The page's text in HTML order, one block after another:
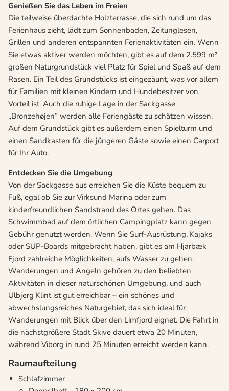
Genießen Sie das Leben im Freien
Die teilweise überdachte Holzterrasse, die sich rund um das
Ferienhaus zieht, lädt zum Sonnenbaden, Zeitunglesen,
Grillen und anderen entspannten Ferienaktivitäten ein. Wenn
Sie etwas aktiver werden möchten, gibt es auf dem 2.599 m²
großen Naturgrundstück viel Platz für Spiel und Spaß auf dem
Rasen. Ein Teil des Grundstücks ist eingezäunt, was vor allem
für Familien mit kleinen Kindern und Hundebesitzer von
Vorteil ist. Auch die ruhige Lage in der Sackgasse
„Bronzehøjen“ werden alle Feriengäste zu schätzen wissen.
Auf dem Grundstück gibt es außerdem einen Spielturm und
einen Sandkasten für die jüngeren Gäste sowie einen Carport
für Ihr Auto.
Entdecken Sie die Umgebung
Von der Sackgasse aus erreichen Sie die Küste bequem zu
Fuß, egal ob Sie zur Virksund Marina oder zum
kinderfreundlichen Sandstrand des Ortes gehen. Das
Schwimmbad auf dem örtlichen Campingplatz kann gegen
Gebühr genutzt werden. Wenn Sie Surf-Ausrüstung, Kajaks
oder SUP-Boards mitgebracht haben, gibt es am Hjarbæk
Fjord zahlreiche Möglichkeiten, aufs Wasser zu gehen.
Wanderungen und Angeln gehören zu den beliebten
Aktivitäten in dieser naturschönen Umgebung, und auch
Ulbjerg Klint ist gut erreichbar – ein schönes und
abwechslungsreiches Naturgebiet, das sich ideal für
Wanderungen mit Blick über den Limfjord eignet. Die Fahrt in
die nächstgrößere Stadt Skive dauert etwa 20 Minuten,
während Viborg in rund 25 Minuten erreicht werden kann.
Raumaufteilung
Schlafzimmer